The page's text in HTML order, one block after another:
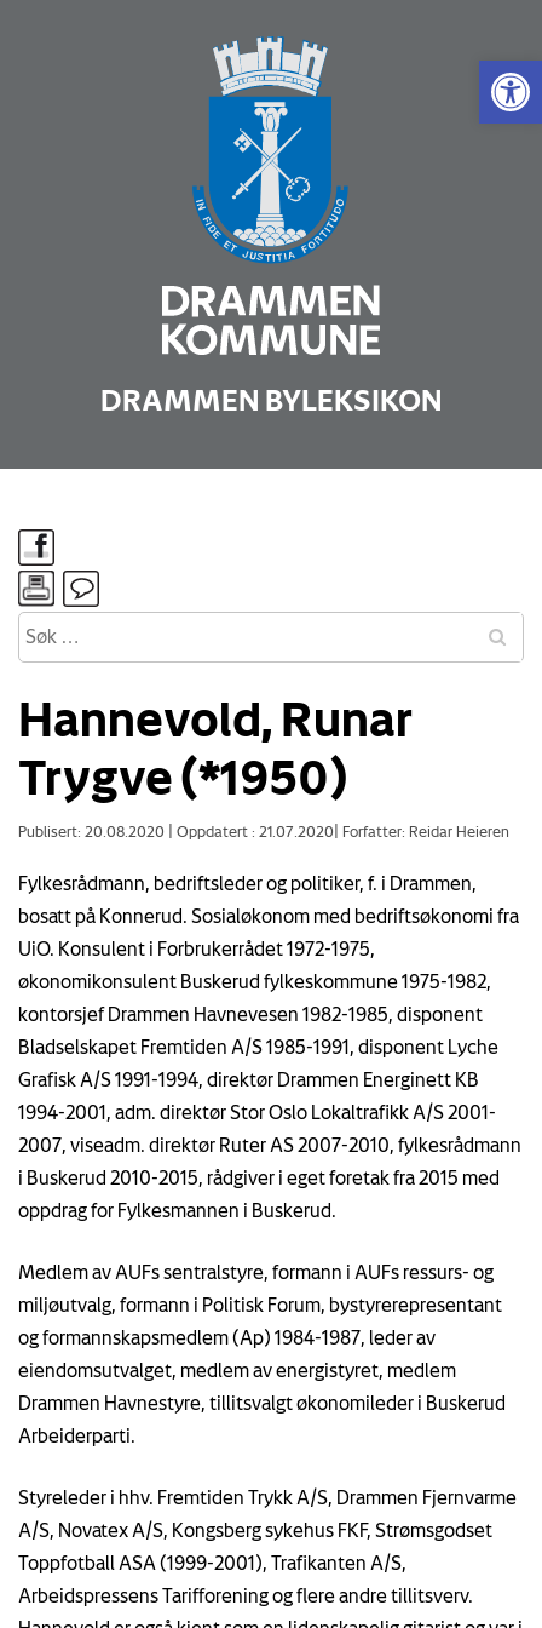
Vis
DRAMMEN BYLEKSIKON
Hannevold, Runar
Trygve (*1950)
Publisert: 20.08.2020 Oppdatert : 21.07.2020 Forfatter: Reidar Heieren
Fylkesrådmann, bedriftsleder og politiker, f. i Drammen,
bosatt på Konnerud. Sosialøkonom med bedriftsøkonomi fra
UiO. Konsulent i Forbrukerrådet 1972-1975,
økonomikonsulent Buskerud fylkeskommune 1975-1982,
kontorsjef Drammen Havnevesen 1982-1985, disponent
Bladselskapet Fremtiden A/S 1985-1991, disponent Lyche
Grafisk A/S 1991-1994, direktør Drammen Energinett KB
1994-2001, adm. direktør Stor Oslo Lokaltrafikk A/S 2001-
2007, viseadm. direktør Ruter AS 2007-2010, fylkesrådmann
i Buskerud 2010-2015, rådgiver i eget foretak fra 2015 med
oppdrag for Fylkesmannen i Buskerud.
Medlem av AUFs sentralstyre, formann i AUFs ressurs- og
miljøutvalg, formann i Politisk Forum, bystyrerepresentant
og formannskapsmedlem (Ap) 1984-1987, leder av
eiendomsutvalget, medlem av energistyret, medlem
Drammen Havnestyre, tillitsvalgt økonomileder i Buskerud
Arbeiderparti.
Styreleder i hhv. Fremtiden Trykk A/S, Drammen Fjernvarme
A/S, Novatex A/S, Kongsberg sykehus FKF, Strømsgodset
Toppfotball ASA (1999-2001), Trafikanten A/S,
Arbeidspressens Tarifforening og flere andre tillitsverv.